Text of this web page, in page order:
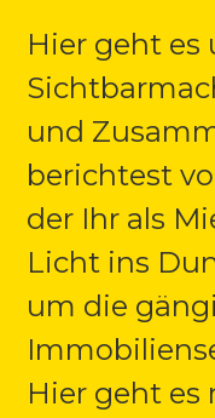
Hier geht es
und
berichtest
der Ihr als
Licht ins
um die
Hier geht es